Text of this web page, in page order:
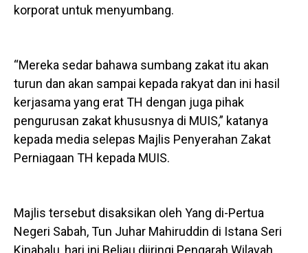
korporat untuk menyumbang.
“Mereka sedar bahawa sumbang zakat itu akan
turun dan akan sampai kepada rakyat dan ini hasil
kerjasama yang erat TH dengan juga pihak
pengurusan zakat khususnya di MUIS,” katanya
kepada media selepas Majlis Penyerahan Zakat
Perniagaan TH kepada MUIS.
Majlis tersebut disaksikan oleh Yang di-Pertua
Negeri Sabah, Tun Juhar Mahiruddin di Istana Seri
Kinabalu, hari ini.Beliau diiringi Pengarah Wilayah